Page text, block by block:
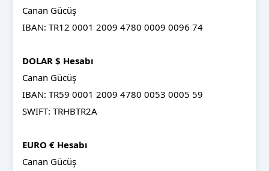
Canan Gücüş
IBAN: TR12 0001 2009 4780 0009 0096 74
DOLAR $ Hesabı
Canan Gücüş
IBAN: TR59 0001 2009 4780 0053 0005 59
SWIFT: TRHBTR2A
EURO € Hesabı
Canan Gücüş